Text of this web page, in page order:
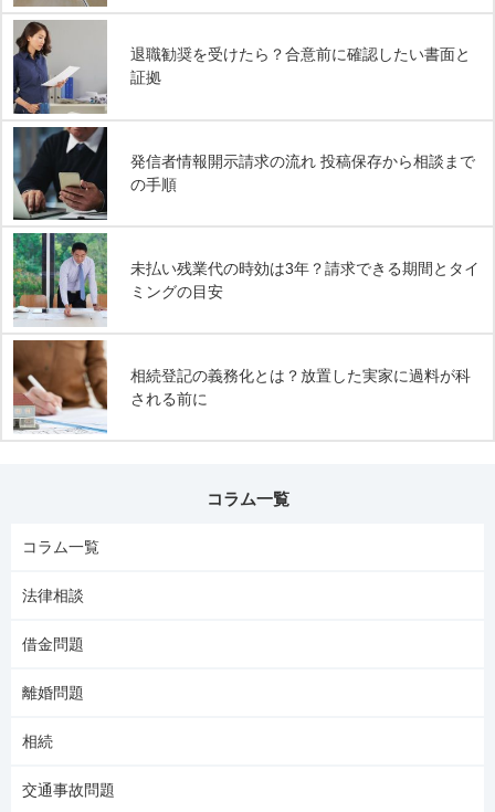
退職勧奨を受けたら？合意前に確認したい書面と
証拠
発信者情報開示請求の流れ 投稿保存から相談まで
の手順
未払い残業代の時効は3年？請求できる期間とタイ
ミングの目安
相続登記の義務化とは？放置した実家に過料が科
される前に
コラム一覧
コラム一覧
法律相談
借金問題
離婚問題
相続
交通事故問題